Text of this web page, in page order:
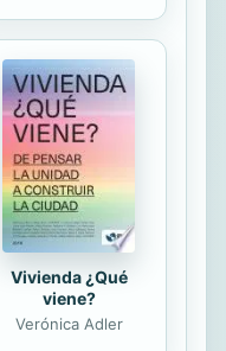
Vivienda ¿Qué
viene?
Verónica Adler